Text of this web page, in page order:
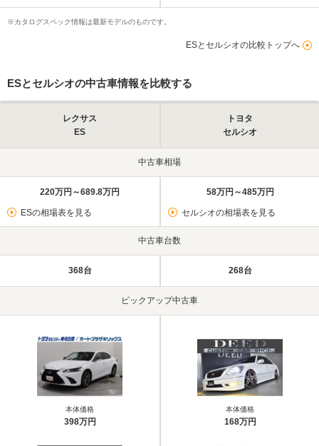
※カタログスペック情報は最新モデルのものです。
ESとセルシオの比較トップへ
ESとセルシオの中古車情報を比較する
レクサス
ES
トヨタ
セルシオ
中古車相場
220万円～689.8万円
ESの相場表を見る
58万円～485万円
セルシオの相場表を見る
中古車台数
368台 268台
ピックアップ中古車
本体価格
398万円
本体価格
168万円